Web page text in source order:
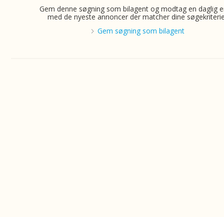
Gem denne søgning som bilagent og modtag en daglig
med de nyeste annoncer der matcher dine
Gem søgning som bilagent